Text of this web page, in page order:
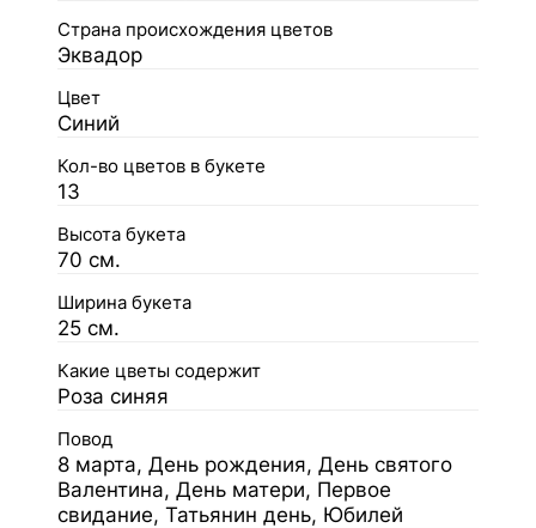
Страна происхождения цветов
Эквадор
Цвет
Синий
Кол-во цветов в букете
13
Высота букета
70 см.
Ширина букета
25 см.
Какие цветы содержит
Роза синяя
Повод
8 марта, День рождения, День святого
Валентина, День матери, Первое
свидание, Татьянин день, Юбилей